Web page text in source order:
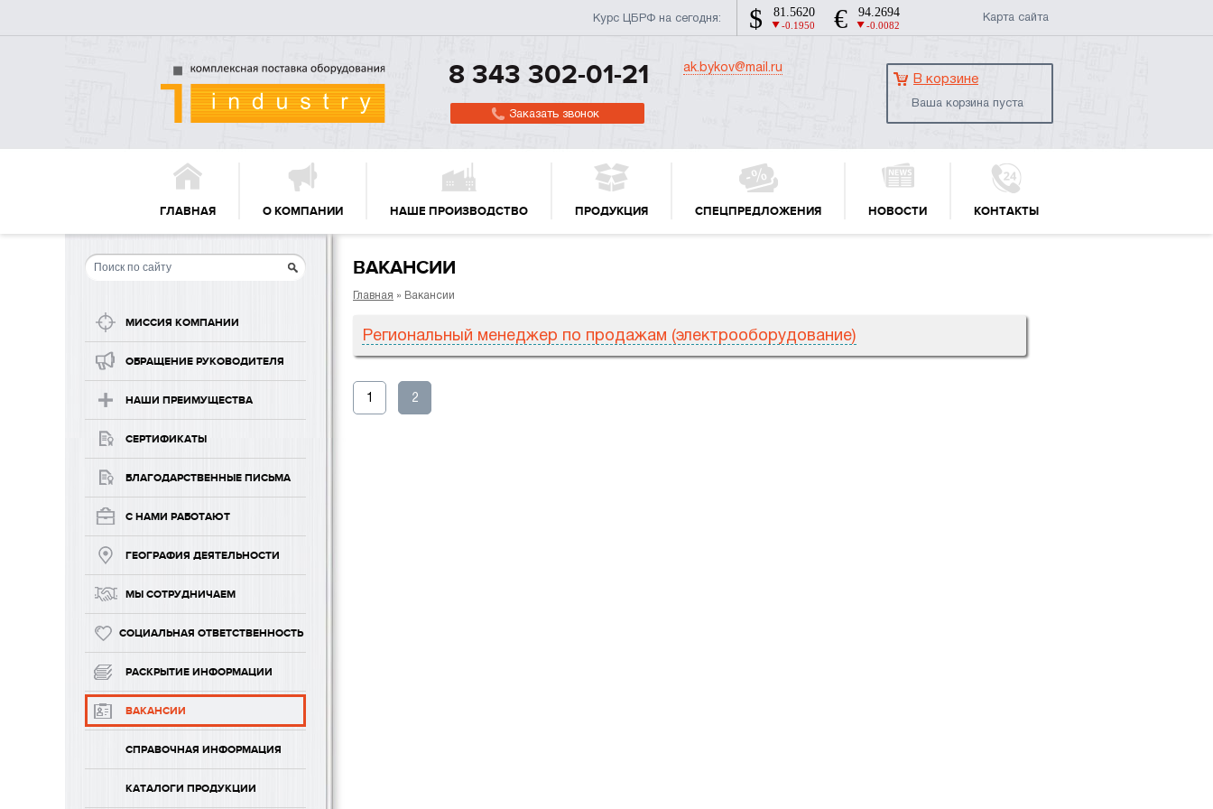
Курс ЦБРФ на сегодня: Карта сайта
8 343 302-01-21
Заказать звонок
ak.bykov@mail.ru
В корзине
Ваша корзина пуста
ГЛАВНАЯ О КОМПАНИИ НАШЕ ПРОИЗВОДСТВО ПРОДУКЦИЯ СПЕЦПРЕДЛОЖЕНИЯ НОВОСТИ КОНТАКТЫ
МИССИЯ КОМПАНИИ
ОБРАЩЕНИЕ РУКОВОДИТЕЛЯ
НАШИ ПРЕИМУЩЕСТВА
СЕРТИФИКАТЫ
БЛАГОДАРСТВЕННЫЕ ПИСЬМА
С НАМИ РАБОТАЮТ
ГЕОГРАФИЯ ДЕЯТЕЛЬНОСТИ
МЫ СОТРУДНИЧАЕМ
СОЦИАЛЬНАЯ ОТВЕТСТВЕННОСТЬ
РАСКРЫТИЕ ИНФОРМАЦИИ
ВАКАНСИИ
СПРАВОЧНАЯ ИНФОРМАЦИЯ
КАТАЛОГИ ПРОДУКЦИИ
ВАКАНСИИ
Главная » Вакансии
Региональный менеджер по продажам (электрооборудование)
1 2